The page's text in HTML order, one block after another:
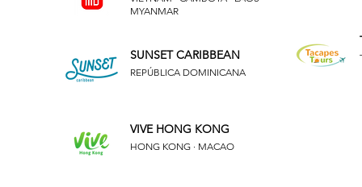
MYANMAR
SUNSET CARIBBEAN
REPÚBLICA DOMINICANA
VIVE HONG KONG
HONG KONG · MACAO